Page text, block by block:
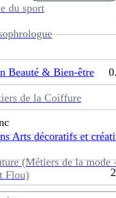
du sport
Beauté & Bien-être
de la Coiffure
Arts décoratifs et
(Métiers de la mode
Flou)
2